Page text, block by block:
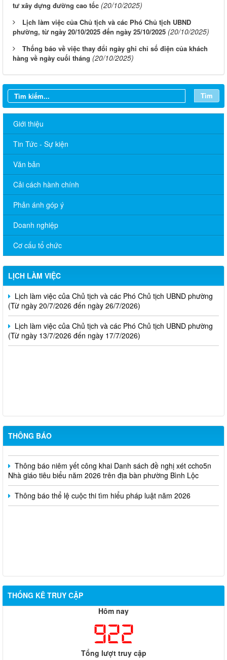
tư xây dựng đường cao tốc (20/10/2025)
Lịch làm việc của Chủ tịch và các Phó Chủ tịch UBND
phường, từ ngày 20/10/2025 đến ngày 25/10/2025 (20/10/2025)
Thống báo về việc thay đổi ngày ghi chỉ số điện của khách
hàng về ngày cuối tháng (20/10/2025)
Tìm
Giới thiệu
Tin Tức - Sự kiện
Văn bản
Cải cách hành chính
Phản ánh góp ý
Doanh nghiệp
Cơ cấu tổ chức
LỊCH LÀM VIỆC
Lịch làm việc của Chủ tịch và các Phó Chủ tịch UBND phường
(Từ ngày 03/8/2026 đến ngày 07/8/2026)
Lịch làm việc của Chủ tịch và các Phó Chủ tịch UBND phường
(Từ ngày 27/7/2026 đến ngày 31/7/2026)
Lịch làm việc của Chủ tịch và các Phó Chủ tịch UBND phường
(Từ ngày 20/7/2026 đến ngày 26/7/2026)
Lịch làm việc của Chủ tịch và các Phó Chủ tịch UBND phường
(Từ ngày 13/7/2026 đến ngày 17/7/2026)
THÔNG BÁO
Thông báo triệu tập thi sinh đủ điều kiện dư thi vòng 2 kỳ tuyển
dụng viên chức Trung tâm Dịch vụ tổng hợp phường Bình Lộc
Thông báo niêm yết công khai Danh sách đề nghị xét ccho5n
Nhà giáo tiêu biểu năm 2026 trên địa bàn phường Bình Lộc
Thông báo thể lệ cuộc thi tìm hiểu pháp luật năm 2026
THỐNG KÊ TRUY CẬP
Hôm nay
922
Tổng lượt truy cập